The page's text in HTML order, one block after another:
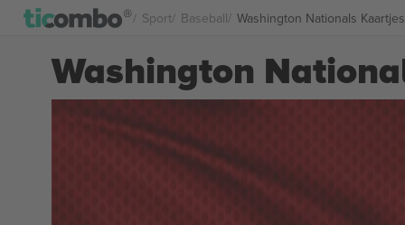
Sport Baseball Washington Nationals Kaartjes
Washington